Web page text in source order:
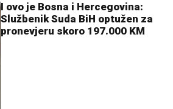
I ovo je Bosna i Hercegovina:
Službenik Suda BiH optužen za
pronevjeru skoro 197.000 KM